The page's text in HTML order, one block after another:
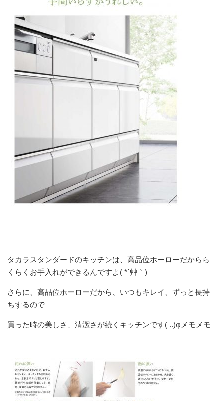
タカラスタンダードのキッチンは、高品位ホーローだからら
くらくお手入れができるんですよ( *´艸｀)
さらに、高品位ホーローだから、いつもキレイ、ずっと長持
ちするので
買った時の美しさ、清潔さが続くキッチンです( ..)φメモメモ